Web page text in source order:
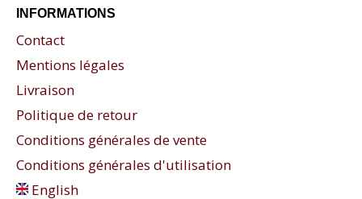
INFORMATIONS
Contact
Mentions légales
Livraison
Politique de retour
Conditions générales de vente
Conditions générales d'utilisation
English